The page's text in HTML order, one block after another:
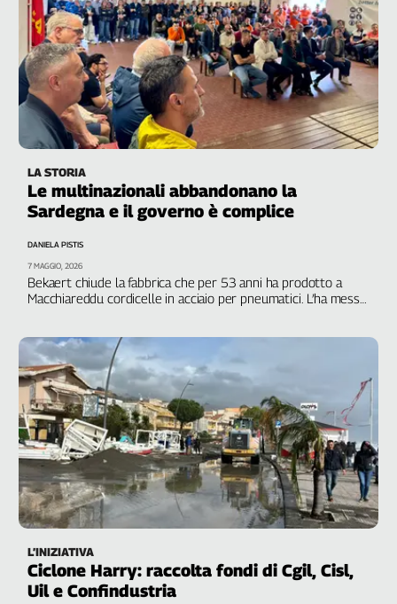
Molise
Alto
Adige
Basilicata
Calabria
Campania
Emilia-
Friuli
Venezia
Lazio
Liguria
Lombardia
Piemonte
Puglia
Sardegna
Sicilia
Toscana
Trentino
Umbria
Valle
D'Aosta
Archivio
Storico
LA STORIA
Le multinazionali abbandonano la
Sardegna e il governo è complice
Bekaert chiude la fabbrica che per 53 anni ha prodotto a
Macchiareddu cordicelle in acciaio per pneumatici. L’ha messa
DANIELA PISTIS
7 MAGGIO, 2026
L’INIZIATIVA
Ciclone Harry: raccolta fondi di Cgil, Cisl,
Uil e Confindustria